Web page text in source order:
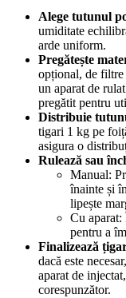
Alege tutunul
umiditate
arde uniform.
Pregătește
opțional, de filtre
un aparat de
pregătit pentru
Distribuie
tigari 1 kg pe
asigura o
Rulează sau
Manual:
înainte și
lipește
Cu aparat:
pentru a
Finalizează
dacă este
aparat de
corespunzător.